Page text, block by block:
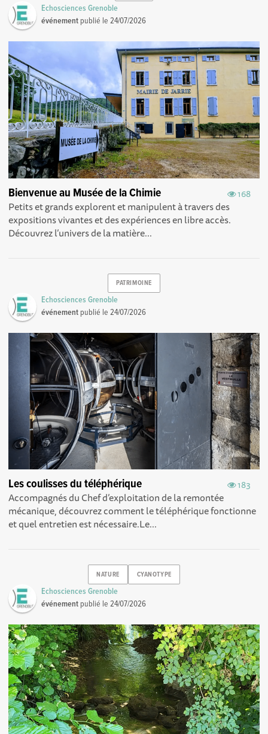
Echosciences Grenoble
événement publié le24/07/2026
168
Bienvenue au Musée de la Chimie
Petits et grands explorent et manipulent à travers des
expositions vivantes et des expériences en libre accès.
Découvrez l’univers de la matière...
PATRIMOINE
Echosciences Grenoble
événement publié le24/07/2026
183
Les coulisses du téléphérique
Accompagnés du Chef d’exploitation de la remontée
mécanique, découvrez comment le téléphérique fonctionne
et quel entretien est nécessaire.Le...
NATURE CYANOTYPE
Echosciences Grenoble
événement publié le24/07/2026